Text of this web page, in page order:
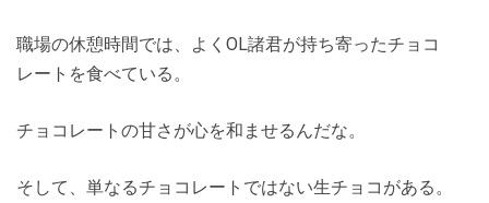
職場の休憩時間では、よくOL諸君が持ち寄ったチョコ
レートを食べている。
チョコレートの甘さが心を和ませるんだな。
そして、単なるチョコレートではない生チョコがある。